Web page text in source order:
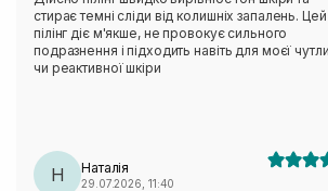
стирає темні сліди від колишніх запалень. Цей
пілінг діє м'якше, не провокує сильного
подразнення і підходить навіть для моєї
чи реактивної шкіри
Н Наталія
29.07.2026, 11:40